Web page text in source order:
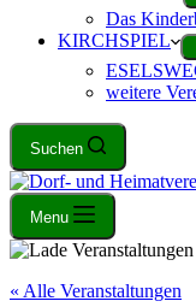
Das
KIRCHSPIEL
weitere
Suchen
Menu
« Alle Veranstaltungen